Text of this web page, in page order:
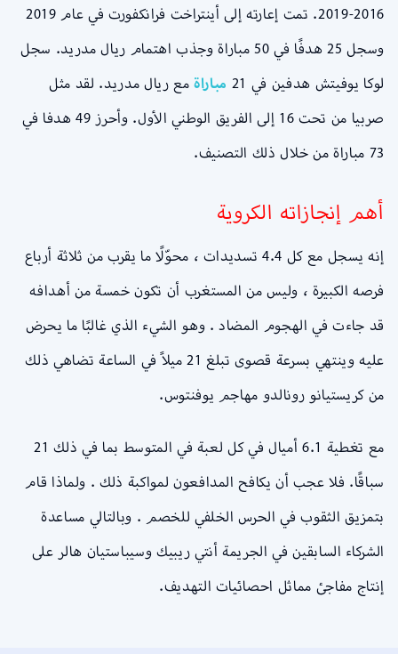
2016-2019. تمت إعارته إلى أينتراخت فرانكفورت في عام 2019
وسجل 25 هدفًا في 50 مباراة وجذب اهتمام ريال مدريد. سجل
لوكا يوفيتش هدفين في 21
مباراة مع ريال مدريد. لقد مثل
صربيا من تحت 16 إلى الفريق الوطني الأول. وأحرز 49 هدفا في
73 مباراة من خلال ذلك التصنيف.
أهم إنجازاته الكروية
إنه يسجل مع كل 4.4 تسديدات ، محوّلًا ما يقرب من ثلاثة أرباع
فرصه الكبيرة ، وليس من المستغرب أن تكون خمسة من أهدافه
قد جاءت في الهجوم المضاد . وهو الشيء الذي غالبًا ما يحرض
عليه وينتهي بسرعة قصوى تبلغ 21 ميلاً في الساعة تضاهي ذلك
من كريستيانو رونالدو مهاجم يوفنتوس.
مع تغطية 6.1 أميال في كل لعبة في المتوسط بما في ذلك 21
سباقًا. فلا عجب أن يكافح المدافعون لمواكبة ذلك . ولماذا قام
بتمزيق الثقوب في الحرس الخلفي للخصم . وبالتالي مساعدة
الشركاء السابقين في الجريمة أنتي ريبيك وسيباستيان هالر على
إنتاج مفاجئ مماثل احصائيات التهديف.